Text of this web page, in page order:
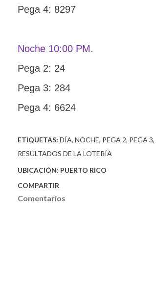
Pega 4: 8297
Noche 10:00 PM.
Pega 2: 24
Pega 3: 284
Pega 4: 6624
ETIQUETAS: DÍA NOCHE PEGA 2 PEGA 3
RESULTADOS DE LA LOTERÍA
UBICACIÓN: PUERTO RICO
COMPARTIR
Comentarios